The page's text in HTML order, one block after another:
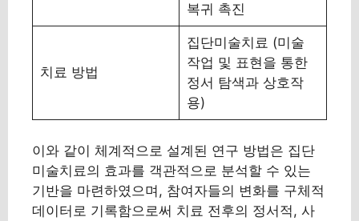
복귀 촉진
치료 방법
집단미술치료 (미술
작업 및 표현을 통한
정서 탐색과 상호작
용)
이와 같이 체계적으로 설계된 연구 방법은 집단
미술치료의 효과를 객관적으로 분석할 수 있는
기반을 마련하였으며, 참여자들의 변화를 구체적
데이터로 기록함으로써 치료 전후의 정서적, 사